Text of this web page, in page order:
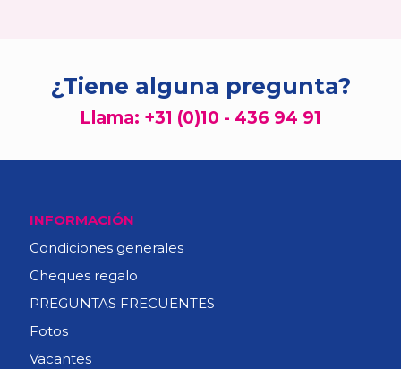
¿Tiene alguna pregunta?
Llama: +31 (0)10 - 436 94 91
INFORMACIÓN
Condiciones generales
Cheques regalo
PREGUNTAS FRECUENTES
Fotos
Vacantes